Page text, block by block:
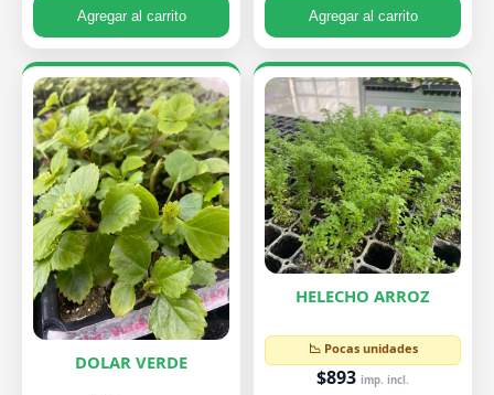
Agregar al carrito Agregar al carrito
DOLAR VERDE
HELECHO ARROZ
📉 Pocas unidades
$893 imp. incl.